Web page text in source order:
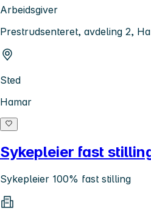
Arbeidsgiver
Prestrudsenteret, avdeling 2,
Sted
Hamar
Sykepleier fast
Sykepleier 100% fast stilling